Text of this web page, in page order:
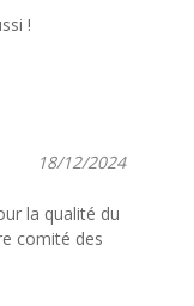
!
18/12/2024
la qualité du
comité des